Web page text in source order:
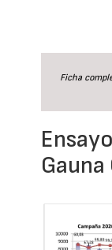
Ficha